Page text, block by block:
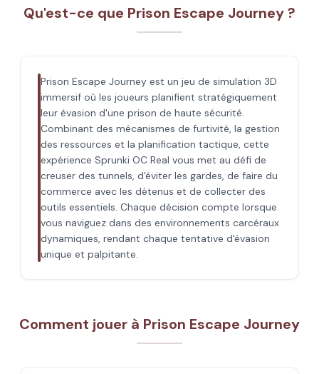
Qu'est-ce que Prison Escape Journey ?
Prison Escape Journey est un jeu de simulation 3D
immersif où les joueurs planifient stratégiquement
leur évasion d'une prison de haute sécurité.
Combinant des mécanismes de furtivité, la gestion
des ressources et la planification tactique, cette
expérience Sprunki OC Real vous met au défi de
creuser des tunnels, d'éviter les gardes, de faire du
commerce avec les détenus et de collecter des
outils essentiels. Chaque décision compte lorsque
vous naviguez dans des environnements carcéraux
dynamiques, rendant chaque tentative d'évasion
unique et palpitante.
Comment jouer à Prison Escape Journey